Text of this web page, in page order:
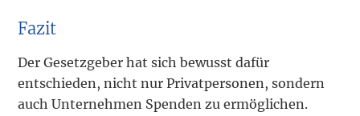
Fazit
Der Gesetzgeber hat sich bewusst dafür
entschieden, nicht nur Privatpersonen, sondern
auch Unternehmen Spenden zu ermöglichen.